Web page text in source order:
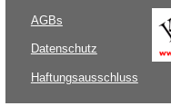
AGBs
Datenschutz
Haftungsausschluss